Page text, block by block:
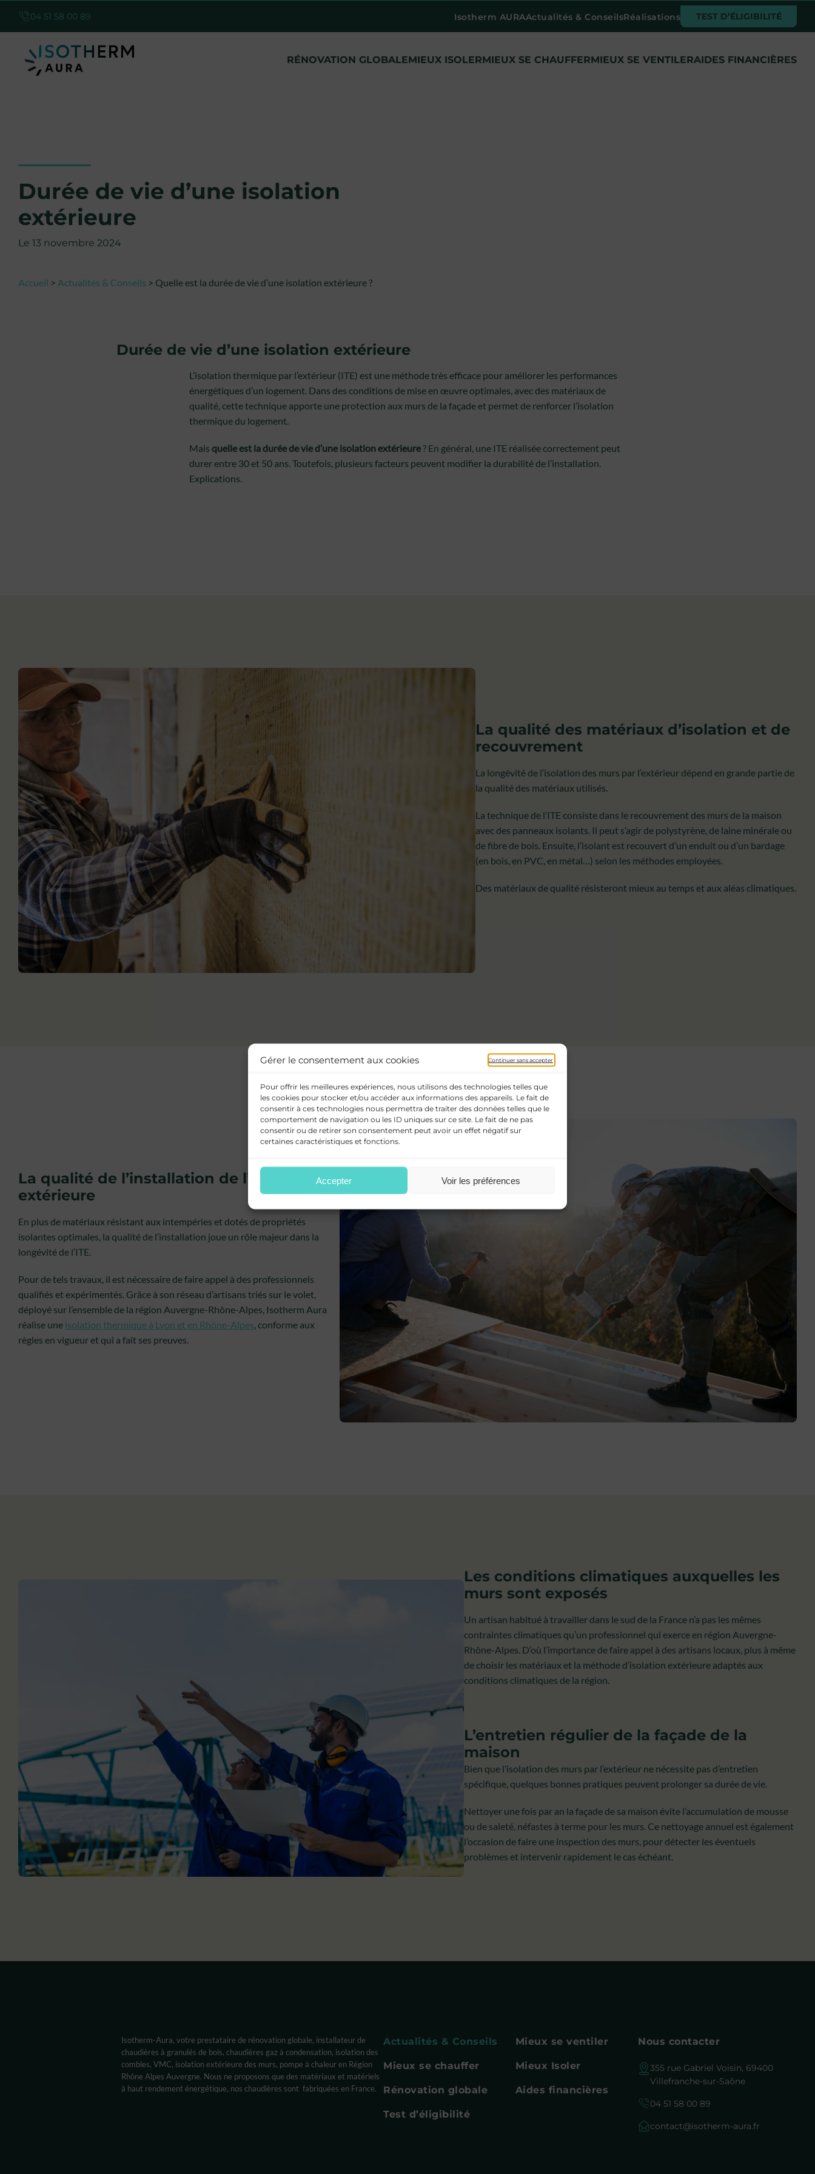
Gérer le consentement aux cookies Continuer sans accepter
Pour offrir les meilleures expériences, nous utilisons des technologies telles que
les cookies pour stocker et/ou accéder aux informations des appareils. Le fait de
consentir à ces technologies nous permettra de traiter des données telles que le
comportement de navigation ou les ID uniques sur ce site. Le fait de ne pas
consentir ou de retirer son consentement peut avoir un effet négatif sur
certaines caractéristiques et fonctions.
Accepter Voir les préférences
04 51 58 00 89 Isotherm AURAActualités & ConseilsRéalisations TEST D’ÉLIGIBILITÉ
RÉNOVATION GLOBALEMIEUX ISOLERMIEUX SE CHAUFFERMIEUX SE VENTILERAIDES FINANCIÈRES
Durée de vie d’une isolation
extérieure
Le 13 novembre 2024
Accueil > Actualités & Conseils > Quelle est la durée de vie d’une isolation extérieure ?
Durée de vie d’une isolation extérieure
L’isolation thermique par l’extérieur (ITE) est une méthode très efficace pour améliorer les performances
énergétiques d’un logement. Dans des conditions de mise en œuvre optimales, avec des matériaux de
qualité, cette technique apporte une protection aux murs de la façade et permet de renforcer l’isolation
thermique du logement.
Mais quelle est la durée de vie d’une isolation extérieure? En général, une ITE réalisée correctement peut
durer entre 30 et 50 ans. Toutefois, plusieurs facteurs peuvent modifier la durabilité de l’installation.
Explications.
La qualité des matériaux d’isolation et de
recouvrement
La longévité de l’isolation des murs par l’extérieur dépend en grande partie de
la qualité des matériaux utilisés.
La technique de l’ITE consiste dans le recouvrement des murs de la maison
avec des panneaux isolants. Il peut s’agir de polystyrène, de laine minérale ou
de fibre de bois. Ensuite, l’isolant est recouvert d’un enduit ou d’un bardage
(en bois, en PVC, en métal…) selon les méthodes employées.
Des matériaux de qualité résisteront mieux au temps et aux aléas climatiques.
La qualité de l’installation de l’isolation
extérieure
En plus de matériaux résistant aux intempéries et dotés de propriétés
isolantes optimales, la qualité de l’installation joue un rôle majeur dans la
longévité de l’ITE.
Pour de tels travaux, il est nécessaire de faire appel à des professionnels
qualifiés et expérimentés. Grâce à son réseau d’artisans triés sur le volet,
déployé sur l’ensemble de la région Auvergne-Rhône-Alpes, Isotherm Aura
réalise une isolation thermique à Lyon et en Rhône-Alpes , conforme aux
règles en vigueur et qui a fait ses preuves.
Les conditions climatiques auxquelles les
murs sont exposés
Un artisan habitué à travailler dans le sud de la France n’a pas les mêmes
contraintes climatiques qu’un professionnel qui exerce en région Auvergne-
Rhône-Alpes. D’où l’importance de faire appel à des artisans locaux, plus à même
de choisir les matériaux et la méthode d’isolation extérieure adaptés aux
conditions climatiques de la région.
L’entretien régulier de la façade de la
maison
Bien que l’isolation des murs par l’extérieur ne nécessite pas d’entretien
spécifique, quelques bonnes pratiques peuvent prolonger sa durée de vie.
Nettoyer une fois par an la façade de sa maison évite l’accumulation de mousse
ou de saleté, néfastes à terme pour les murs. Ce nettoyage annuel est également
l’occasion de faire une inspection des murs, pour détecter les éventuels
problèmes et intervenir rapidement le cas échéant.
Isotherm-Aura, votre prestataire de rénovation globale, installateur de
chaudières à granulés de bois, chaudières gaz à condensation, isolation des
combles, VMC, isolation extérieure des murs, pompe à chaleur en Région
Rhône Alpes Auvergne. Nous ne proposons que des matériaux et matériels
à haut rendement énergétique, nos chaudières sont fabriquées en France.
Actualités & Conseils Mieux se ventiler
Mieux se chauffer Mieux Isoler
Rénovation globale Aides financières
Test d’éligibilité
Nous contacter
355 rue Gabriel Voisin, 69400
Villefranche-sur-Saône
04 51 58 00 89
contact@isotherm-aura.fr